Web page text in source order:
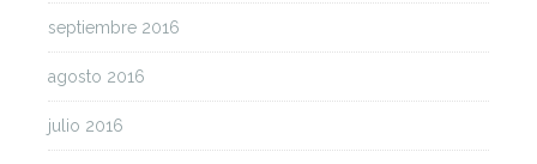
septiembre 2016
agosto 2016
julio 2016